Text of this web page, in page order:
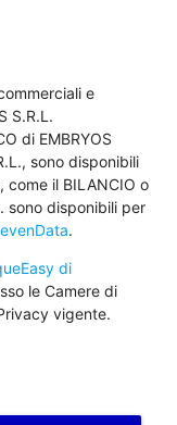
e
S.R.L.
di EMBRYOS
sono disponibili
come il BILANCIO o
sono disponibili per
.
di
le Camere di
vigente.